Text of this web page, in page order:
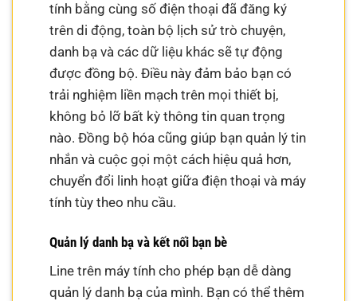
tính bằng cùng số điện thoại đã đăng ký
trên di động, toàn bộ lịch sử trò chuyện,
danh bạ và các dữ liệu khác sẽ tự động
được đồng bộ. Điều này đảm bảo bạn có
trải nghiệm liền mạch trên mọi thiết bị,
không bỏ lỡ bất kỳ thông tin quan trọng
nào. Đồng bộ hóa cũng giúp bạn quản lý tin
nhắn và cuộc gọi một cách hiệu quả hơn,
chuyển đổi linh hoạt giữa điện thoại và máy
tính tùy theo nhu cầu.
Quản lý danh bạ và kết nối bạn bè
Line trên máy tính cho phép bạn dễ dàng
quản lý danh bạ của mình. Bạn có thể thêm